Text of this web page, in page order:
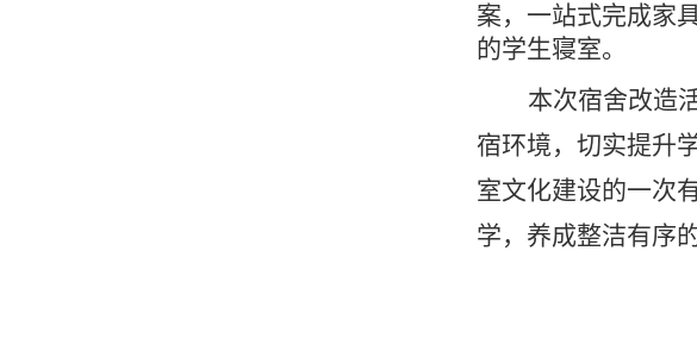
案，一站式完成家
的学生寝室。
本次宿舍改造
宿环境，切实提升
室文化建设的一次
学，养成整洁有序